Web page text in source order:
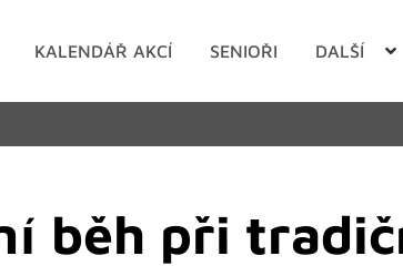
KALENDÁŘ AKCÍ SENIOŘI DALŠÍ
běh při